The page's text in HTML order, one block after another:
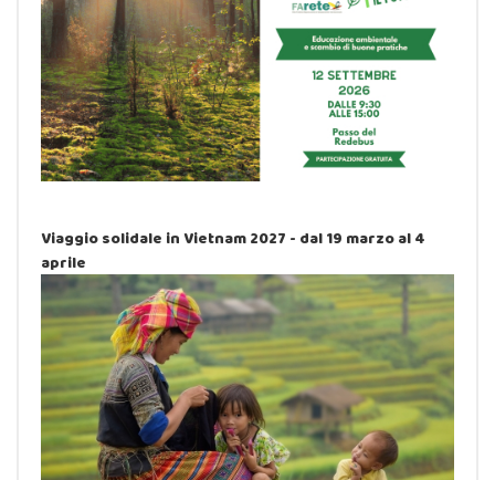
Viaggio solidale in Vietnam 2027 - dal 19 marzo al 4
aprile